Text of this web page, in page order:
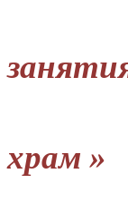
«
храм »